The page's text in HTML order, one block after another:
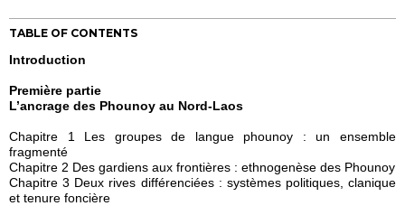
TABLE OF CONTENTS
Introduction
Première partie
L’ancrage des Phounoy au Nord-Laos
Chapitre 1 Les groupes de langue phounoy : un ensemble
fragmenté
Chapitre 2 Des gardiens aux frontières : ethnogenèse des Phounoy
Chapitre 3 Deux rives différenciées : systèmes politiques, clanique
et tenure foncière